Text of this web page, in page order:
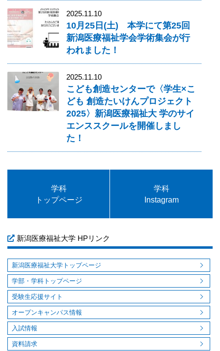
2025.11.10
10月25日(土) 本学にて第25回
新潟医療福祉学会学術集会が行
われました！
2025.11.10
こども創造センターで〈学生×こ
ども 創造たいけんプロジェクト
2025〉新潟医療福祉大 学のサイ
エンススクールを開催しまし
た！
学科
トップページ
学科
Instagram
新潟医療福祉大学 HPリンク
新潟医療福祉大学トップページ
学部・学科トップページ
受験生応援サイト
オープンキャンパス情報
入試情報
資料請求